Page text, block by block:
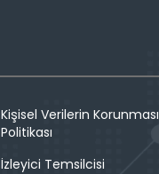
Kişisel Verilerin Korunması
Politikası
İzleyici Temsilcisi